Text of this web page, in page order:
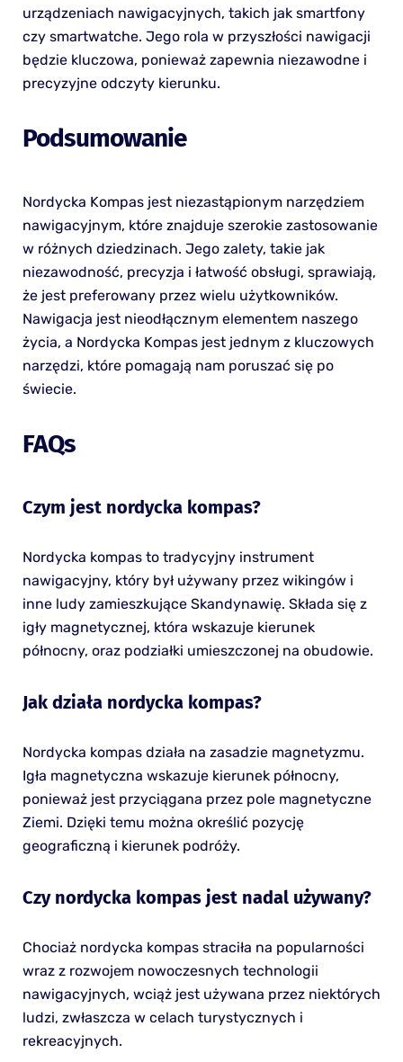
urządzeniach nawigacyjnych, takich jak smartfony
czy smartwatche. Jego rola w przyszłości nawigacji
będzie kluczowa, ponieważ zapewnia niezawodne i
precyzyjne odczyty kierunku.
Podsumowanie
Nordycka Kompas jest niezastąpionym narzędziem
nawigacyjnym, które znajduje szerokie zastosowanie
w różnych dziedzinach. Jego zalety, takie jak
niezawodność, precyzja i łatwość obsługi, sprawiają,
że jest preferowany przez wielu użytkowników.
Nawigacja jest nieodłącznym elementem naszego
życia, a Nordycka Kompas jest jednym z kluczowych
narzędzi, które pomagają nam poruszać się po
świecie.
FAQs
Czym jest nordycka kompas?
Nordycka kompas to tradycyjny instrument
nawigacyjny, który był używany przez wikingów i
inne ludy zamieszkujące Skandynawię. Składa się z
igły magnetycznej, która wskazuje kierunek
północny, oraz podziałki umieszczonej na obudowie.
Jak działa nordycka kompas?
Nordycka kompas działa na zasadzie magnetyzmu.
Igła magnetyczna wskazuje kierunek północny,
ponieważ jest przyciągana przez pole magnetyczne
Ziemi. Dzięki temu można określić pozycję
geograficzną i kierunek podróży.
Czy nordycka kompas jest nadal używany?
Chociaż nordycka kompas straciła na popularności
wraz z rozwojem nowoczesnych technologii
nawigacyjnych, wciąż jest używana przez niektórych
ludzi, zwłaszcza w celach turystycznych i
rekreacyjnych.